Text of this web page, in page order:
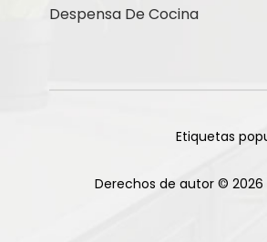
de cierre suave
gabinete, 2
Leer Más
Despensa De Cocina
Etiquetas
Derechos de autor © 2026